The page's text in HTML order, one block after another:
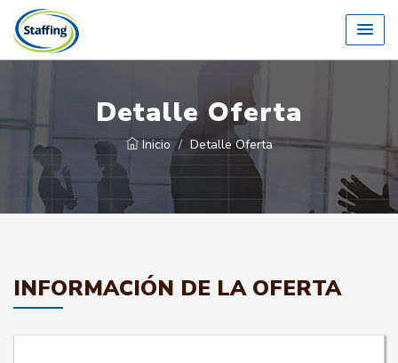
Detalle Oferta
Inicio Detalle Oferta
INFORMACIÓN DE LA OFERTA